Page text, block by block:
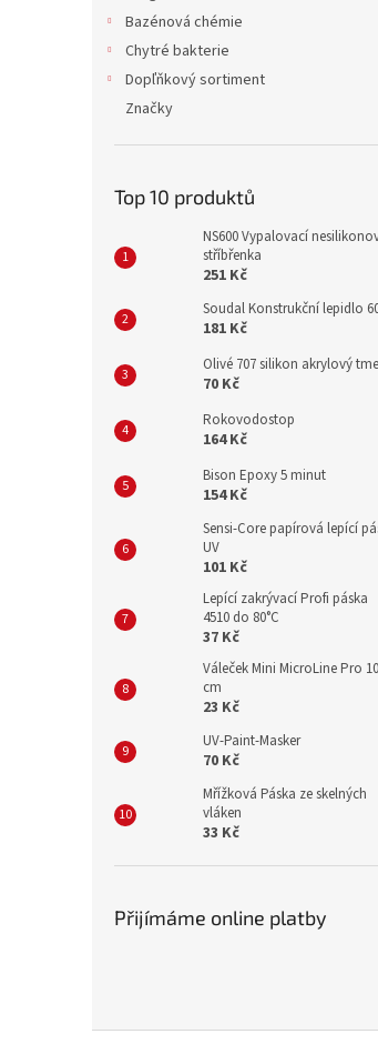
Bazénová chémie
Chytré bakterie
Dopľňkový sortiment
Značky
Top 10 produktů
NS600 Vypalovací
stříbřenka
251 Kč
Soudal Konstrukční lepidlo
181 Kč
Olivé 707 silikon akrylový
70 Kč
Rokovodostop
164 Kč
Bison Epoxy 5 minut
154 Kč
Sensi-Core papírová lepící
UV
101 Kč
Lepící zakrývací Profi páska
4510 do 80°C
37 Kč
Váleček Mini MicroLine Pro 10
cm
23 Kč
UV-Paint-Masker
70 Kč
Mřížková Páska ze skelných
vláken
33 Kč
Přijímáme online platby